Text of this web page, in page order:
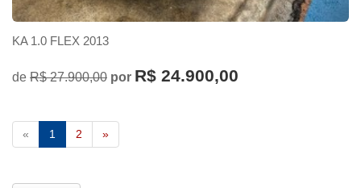
KA 1.0 FLEX 2013
de R$ 27.900,00 por R$ 24.900,00
« 1 2 »